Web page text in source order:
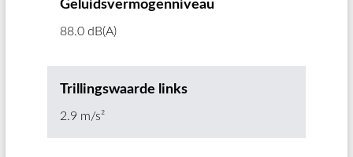
Geluidsvermogenniveau
88.0 dB(A)
Trillingswaarde links
2.9 m/s²